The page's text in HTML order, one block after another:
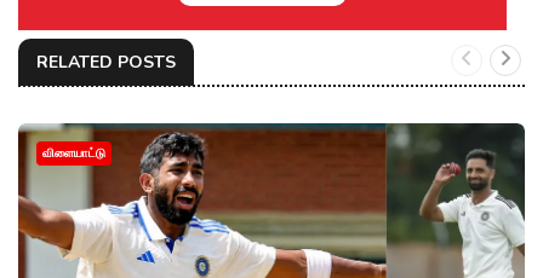
RELATED POSTS
விளையாட்டு